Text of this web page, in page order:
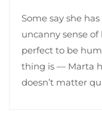
Some say she
uncanny sense of
perfect to be
thing is — Marta
doesn’t matter